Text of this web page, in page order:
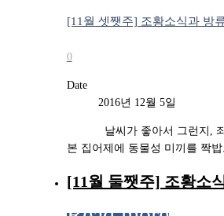
[11월 셋쨋주] 조황소식과 방
0
Date
2016년 12월 5일
날씨가 좋아서 그런지, 좌대
본 집어제에 동물성 미끼를 짝
[11월 둘쨋주] 조황소